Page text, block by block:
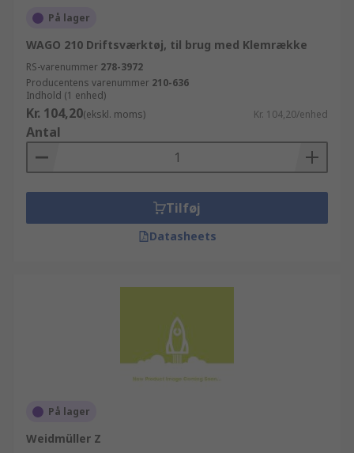
På lager
WAGO 210 Driftsværktøj, til brug med Klemrække
RS-varenummer 278-3972
Producentens varenummer 210-636
Indhold (1 enhed)
Kr. 104,20(ekskl. moms) Kr. 104,20/enhed
Antal
Tilføj
Datasheets
På lager
Weidmüller Z